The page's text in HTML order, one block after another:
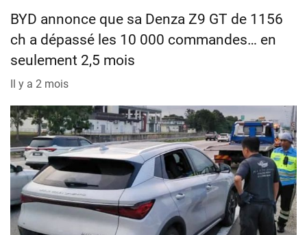
BYD annonce que sa Denza Z9 GT de 1156
ch a dépassé les 10 000 commandes… en
seulement 2,5 mois
Il y a 2 mois